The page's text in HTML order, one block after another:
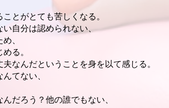
とがとても苦しくなる。
自分は認められない、
、
る。
なんだということを身を以て感じる。
てない、
だろう？他の誰でもない、